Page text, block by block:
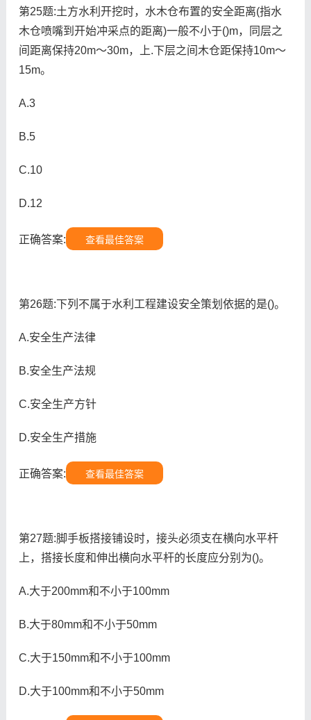
第25题:土方水利开挖时，水木仓布置的安全距离(指水
木仓喷嘴到开始冲采点的距离)一般不小于()m，同层之
间距离保持20m～30m，上.下层之间木仓距保持10m～
15m。
A.3
B.5
C.10
D.12
正确答案: 查看最佳答案
第26题:下列不属于水利工程建设安全策划依据的是()。
A.安全生产法律
B.安全生产法规
C.安全生产方针
D.安全生产措施
正确答案: 查看最佳答案
第27题:脚手板搭接铺设时，接头必须支在横向水平杆
上，搭接长度和伸出横向水平杆的长度应分别为()。
A.大于200mm和不小于100mm
B.大于80mm和不小于50mm
C.大于150mm和不小于100mm
D.大于100mm和不小于50mm